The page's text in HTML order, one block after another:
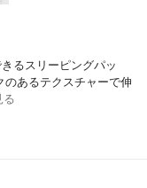
るスリーピングパッ
のあるテクスチャーで伸
る